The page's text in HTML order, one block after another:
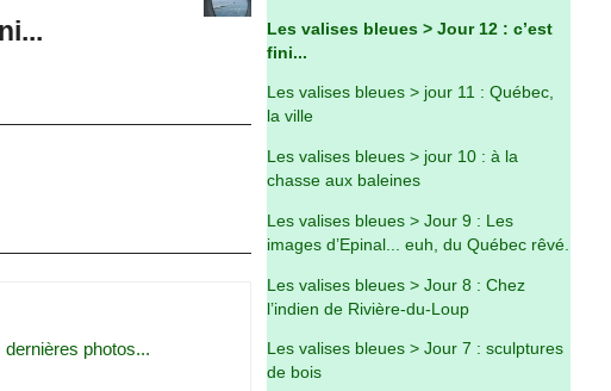
photos...
Les valises bleues > Jour 12 : c’est
fini...
Les valises bleues > jour 11 : Québec,
la ville
Les valises bleues > jour 10 : à la
chasse aux baleines
Les valises bleues > Jour 9 : Les
images d’Epinal... euh, du Québec rêvé.
Les valises bleues > Jour 8 : Chez
l’indien de Rivière-du-Loup
Les valises bleues > Jour 7 : sculptures
de bois